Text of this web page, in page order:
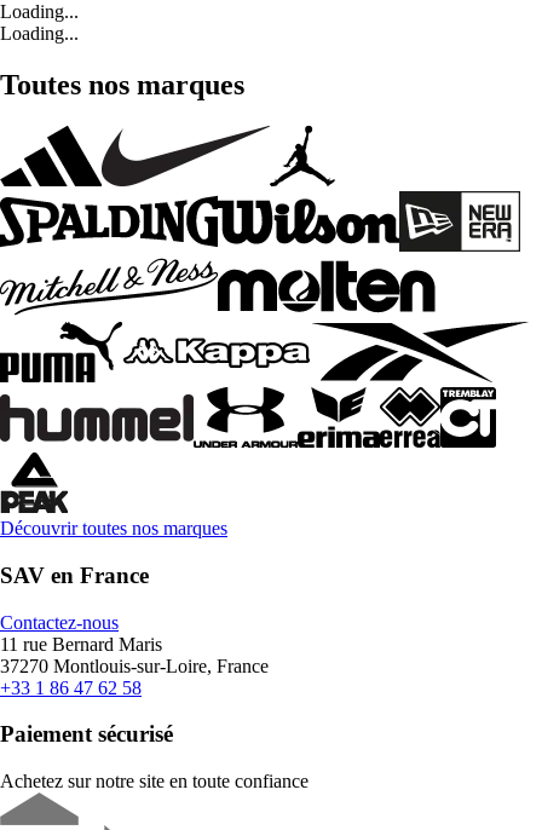
Loading...
Loading...
Toutes nos marques
Découvrir toutes nos marques
SAV en France
Contactez-nous
11 rue Bernard Maris
37270 Montlouis-sur-Loire, France
+33 1 86 47 62 58
Paiement sécurisé
Achetez sur notre site en toute confiance